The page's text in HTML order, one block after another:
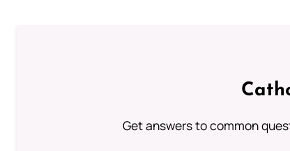
Get answers to common